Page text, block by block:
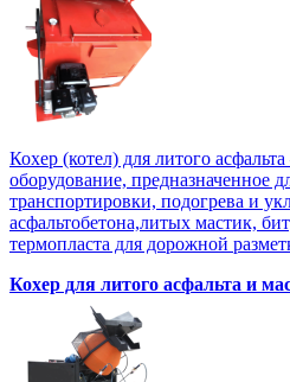
Кохер (котел) для литого
оборудование, предназначенное
транспортировки, подогрева и
асфальтобетона,литых мастик,
термопласта для дорожной
Кохер для литого асфальта и